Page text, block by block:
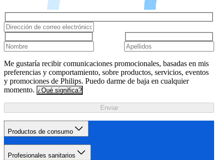
Me gustaría recibir comunicaciones promocionales, basadas en mis
preferencias y comportamiento, sobre productos, servicios, eventos
y promociones de Philips. Puedo darme de baja en cualquier
momento. ¿Qué significa?
Enviar
Productos de consumo
Profesionales sanitarios